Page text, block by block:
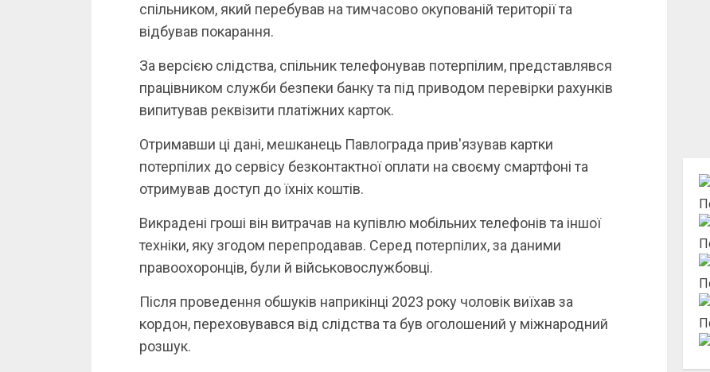
спільником, який перебував на тимчасово окупованій території та
відбував покарання.
За версією слідства, спільник телефонував потерпілим, представлявся
працівником служби безпеки банку та під приводом перевірки рахунків
випитував реквізити платіжних карток.
Отримавши ці дані, мешканець Павлограда прив'язував картки
потерпілих до сервісу безконтактної оплати на своєму смартфоні та
отримував доступ до їхніх коштів.
Викрадені гроші він витрачав на купівлю мобільних телефонів та іншої
техніки, яку згодом перепродавав. Серед потерпілих, за даними
правоохоронців, були й військовослужбовці.
Після проведення обшуків наприкінці 2023 року чоловік виїхав за
кордон, переховувався від слідства та був оголошений у міжнародний
розшук.